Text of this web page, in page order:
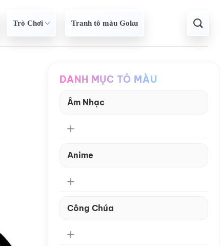
Trò Chơi Tranh tô màu Goku
DANH MỤC TÔ MÀU
Âm Nhạc
Anime
Công Chúa